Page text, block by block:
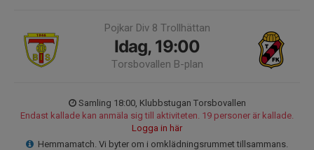
Pojkar Div 8 Trollhättan
Idag, 19:00
Torsbovallen B-plan
Samling 18:00, Klubbstugan Torsbovallen
Endast kallade kan anmäla sig till aktiviteten. 19 personer är kallade.
Logga in här
Hemmamatch. Vi byter om i omklädningsrummet tillsammans.